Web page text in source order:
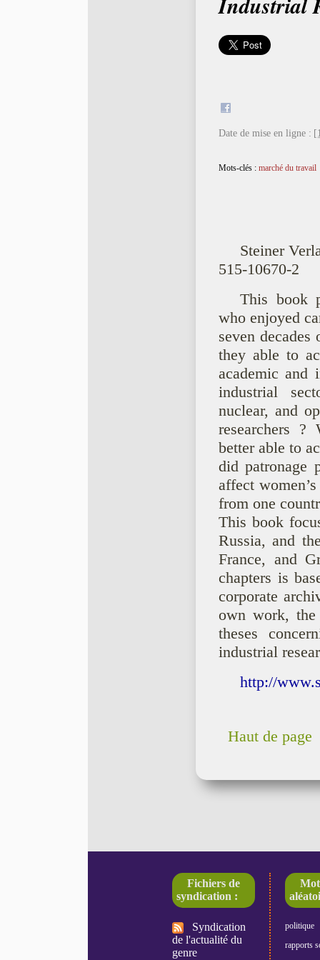
Date de mise en ligne :
Mots-clés : marché du travail
Steiner
515-10670-2
This book
who enjoyed
seven
they able to
academic and
industrial
nuclear, and
researchers ?
better able to
did
affect
from one
This book
Russia, and
France, and
chapters is
corporate
own work, the
theses
industrial
http://
Haut de page
Fichiers de
syndication :
Syndication
de l'actualité du
genre
politique
rapports